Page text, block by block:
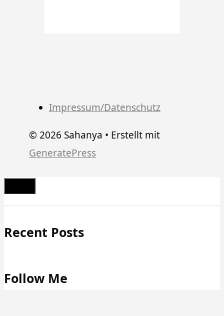
Impressum/Datenschutz
© 2026 Sahanya • Erstellt mit
GeneratePress
Schließen
Recent Posts
Follow Me